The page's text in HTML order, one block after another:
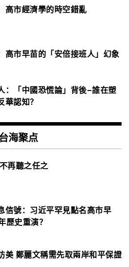
高市經濟學的時空錯亂
高市早苗的「安倍接班人」幻象
：「中國恐慌論」背後–誰在塑
華認知？
台海聚点
再聽之任之
信號：习近平罕見點名高市早
歷史重演？
美 鄭麗文稱需先取兩岸和平保證